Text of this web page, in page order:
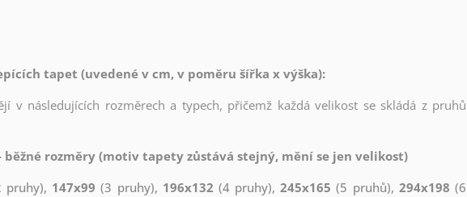
tapet (uvedené v cm, v poměru šířka x výška):
v následujících rozměrech a typech, přičemž každá velikost se skládá z pruhů
rozměry (motiv tapety zůstává stejný, mění se jen velikost)
pruhy), 147x99 (3 pruhy), 196x132 (4 pruhy),245x165 (5 pruhů), 294x198 (6